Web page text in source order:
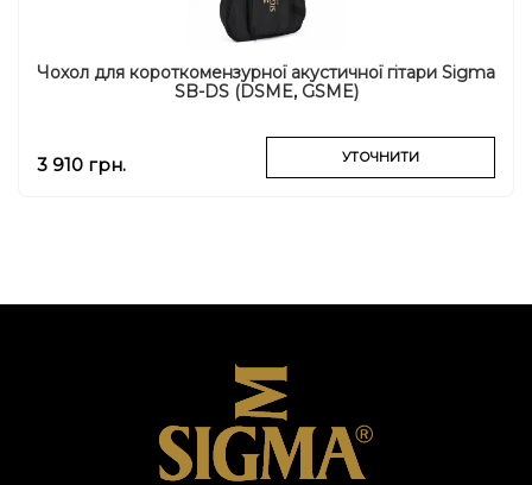
Чохол для короткомензурної акустичної гітари Sigma
SB-DS (DSME, GSME)
3 910 грн. УТОЧНИТИ